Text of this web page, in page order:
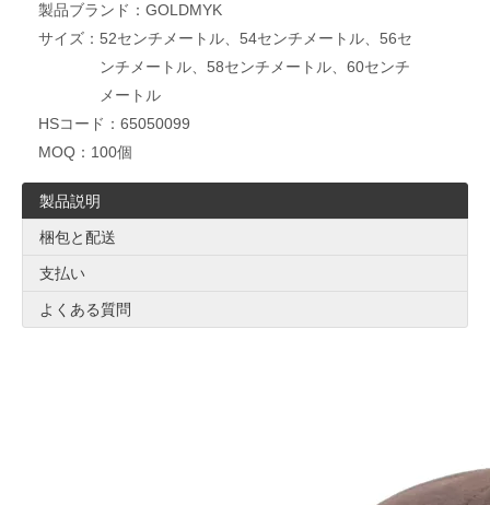
製品ブランド： GOLDMYK
サイズ： 52センチメートル、54センチメートル、56セ
ンチメートル、58センチメートル、60センチ
メートル
HSコード： 65050099
MOQ： 100個
製品説明
梱包と配送
支払い
よくある質問